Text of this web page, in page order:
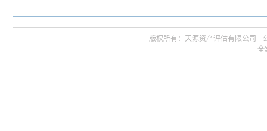
版权所有：天源资产评估有限公司ㅤ
全